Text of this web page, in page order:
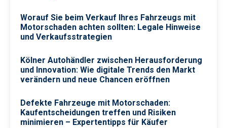
Worauf Sie beim Verkauf Ihres Fahrzeugs mit
Motorschaden achten sollten: Legale Hinweise
und Verkaufsstrategien
Kölner Autohändler zwischen Herausforderung
und Innovation: Wie digitale Trends den Markt
verändern und neue Chancen eröffnen
Defekte Fahrzeuge mit Motorschaden:
Kaufentscheidungen treffen und Risiken
minimieren – Expertentipps für Käufer